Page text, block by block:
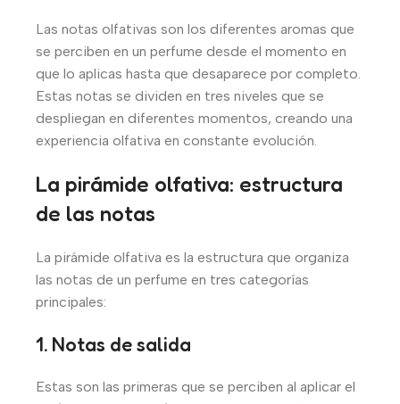
Las notas olfativas son los diferentes aromas que
se perciben en un perfume desde el momento en
que lo aplicas hasta que desaparece por completo.
Estas notas se dividen en tres niveles que se
despliegan en diferentes momentos, creando una
experiencia olfativa en constante evolución.
La pirámide olfativa: estructura
de las notas
La pirámide olfativa es la estructura que organiza
las notas de un perfume en tres categorías
principales:
1. Notas de salida
Estas son las primeras que se perciben al aplicar el